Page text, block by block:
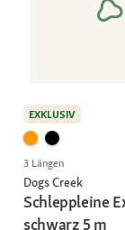
EXKLUSIV
3 Längen
Dogs Creek
Schleppleine
schwarz 5 m